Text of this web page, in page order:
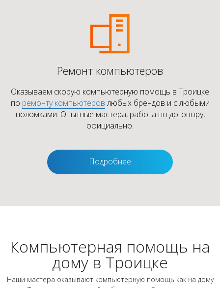
Ремонт компьютеров
Оказываем скорую компьютерную помощь в Троицке
по ремонту компьютеров любых брендов и с любыми
поломками. Опытные мастера, работа по договору,
официально.
Подробнее
Компьютерная помощь на
дому в Троицке
Наши мастера оказывают компьютерную помощь как на дому